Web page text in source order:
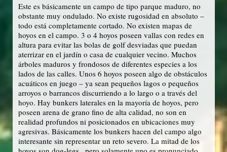
Este es básicamente un campo de tipo parque maduro, no
obstante muy ondulado. No existe rugosidad en absoluto –
todo está completamente cortado. No existen mapas de
hoyos en el campo. 3 o 4 hoyos poseen vallas con redes en
altura para evitar las bolas de golf desviadas que puedan
aterrizar en el jardín o casa de cualquier vecino. Muchos
árboles maduros y frondosos de diferentes especies a los
lados de las calles. Unos 6 hoyos poseen algo de obstáculos
acuáticos en juego – ya sean pequeños lagos o pequeños
arroyos o barrancos discurriendo a lo largo o a través del
hoyo. Hay bunkers laterales en la mayoría de hoyos, pero
poseen arena de grano fino de alta calidad, no son en
realidad profundos ni posicionados en ubicaciones muy
agresivas. Básicamente los bunkers hacen del campo algo
interesante sin representar un reto severo. La mitad de los